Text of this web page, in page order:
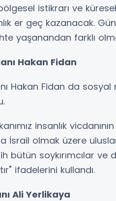
istikrarı ve
er geç kazanacak.
yaşanandan farklı
Hakan Fidan
Hakan Fidan da
insanlık
İsrail olmak üzere
bütün soykırımcılar ve
ifadelerini kullandı.
Ali Yerlikaya